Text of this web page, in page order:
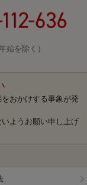
始を除く）
おかけする事象が発
ようお願い申し上げ